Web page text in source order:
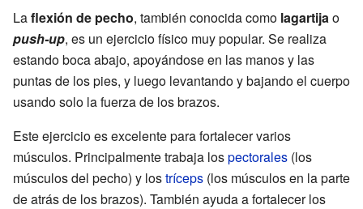
Laflexión de pecho, también conocida como lagartija o
push-up, es un ejercicio físico muy popular. Se realiza
estando boca abajo, apoyándose en las manos y las
puntas de los pies, y luego levantando y bajando el cuerpo
usando solo la fuerza de los brazos.
Este ejercicio es excelente para fortalecer varios
músculos. Principalmente trabaja lospectorales (los
músculos del pecho) y lostríceps (los músculos en la parte
de atrás de los brazos). También ayuda a fortalecer los